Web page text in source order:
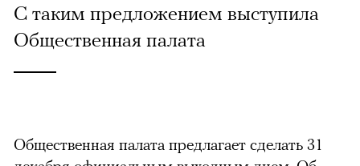
С таким предложением выступила
Общественная палата
Общественная палата предлагает сделать 31